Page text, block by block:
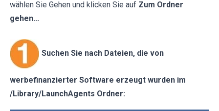
wählen Sie Gehen und klicken Sie auf Zum Ordner
gehen...
Suchen Sie nach Dateien, die von
werbefinanzierter Software erzeugt wurden im
/Library/LaunchAgents Ordner: